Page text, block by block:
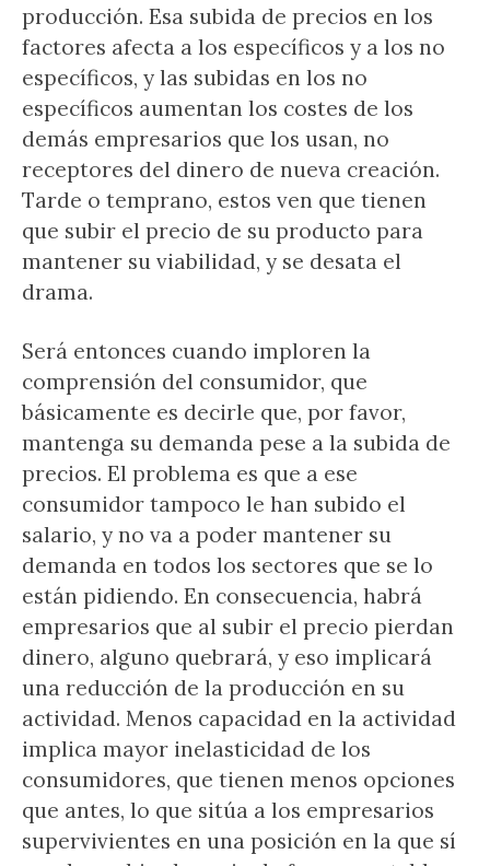
producción. Esa subida de precios en los
factores afecta a los específicos y a los no
específicos, y las subidas en los no
específicos aumentan los costes de los
demás empresarios que los usan, no
receptores del dinero de nueva creación.
Tarde o temprano, estos ven que tienen
que subir el precio de su producto para
mantener su viabilidad, y se desata el
drama.
Será entonces cuando imploren la
comprensión del consumidor, que
básicamente es decirle que, por favor,
mantenga su demanda pese a la subida de
precios. El problema es que a ese
consumidor tampoco le han subido el
salario, y no va a poder mantener su
demanda en todos los sectores que se lo
están pidiendo. En consecuencia, habrá
empresarios que al subir el precio pierdan
dinero, alguno quebrará, y eso implicará
una reducción de la producción en su
actividad. Menos capacidad en la actividad
implica mayor inelasticidad de los
consumidores, que tienen menos opciones
que antes, lo que sitúa a los empresarios
supervivientes en una posición en la que sí